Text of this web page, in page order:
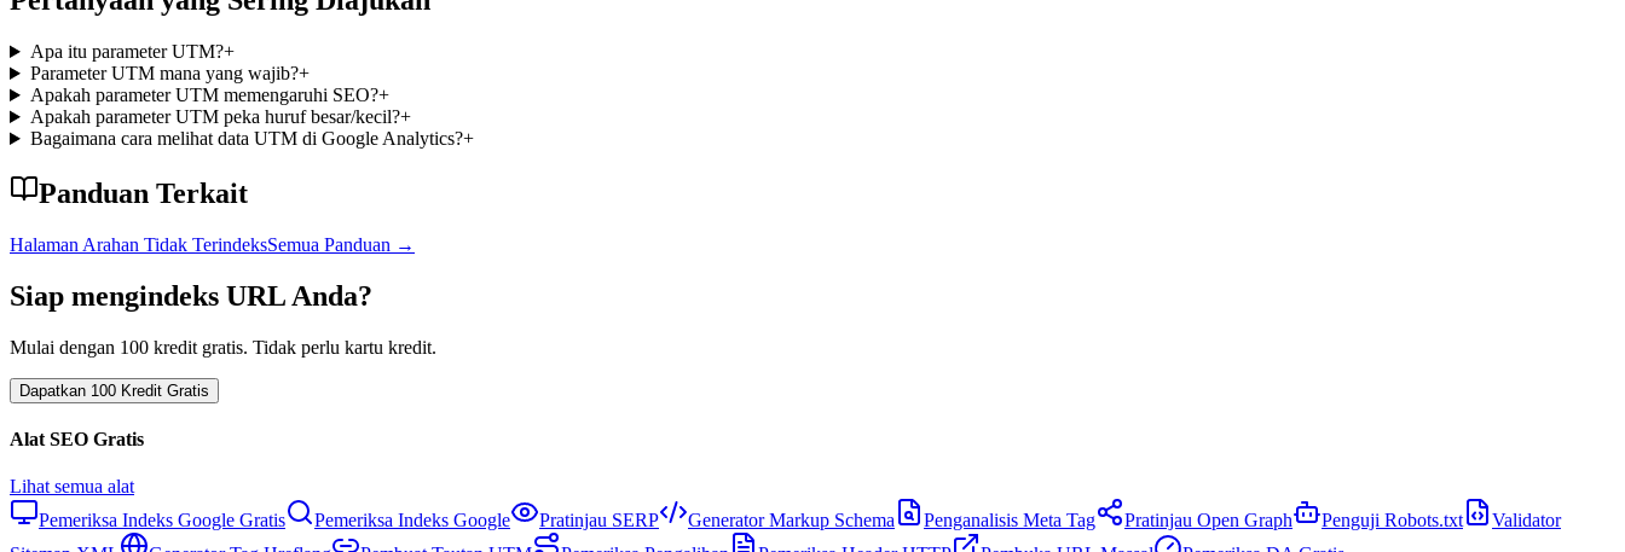
Apa itu parameter UTM?+
Parameter UTM mana yang wajib?+
Apakah parameter UTM memengaruhi SEO?+
Apakah parameter UTM peka huruf besar/kecil?+
Bagaimana cara melihat data UTM di Google Analytics?+
Panduan Terkait
Halaman Arahan Tidak TerindeksSemua Panduan →
Siap mengindeks URL Anda?
Mulai dengan 100 kredit gratis. Tidak perlu kartu kredit.
Dapatkan 100 Kredit Gratis
Alat SEO Gratis
Lihat semua alat
Pemeriksa Indeks Google Gratis
Pemeriksa Indeks Google Pratinjau SERP Generator Markup Schema Penganalisis Meta Tag Pratinjau Open Graph Penguji Robots.txt
Validator